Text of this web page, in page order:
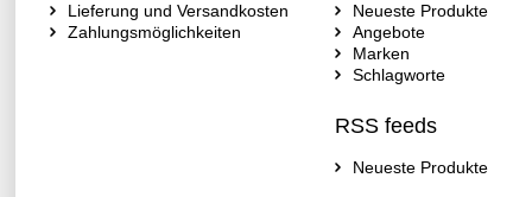
Lieferung und Versandkosten
Zahlungsmöglichkeiten
Neueste Produkte
Angebote
Marken
Schlagworte
RSS feeds
Neueste Produkte